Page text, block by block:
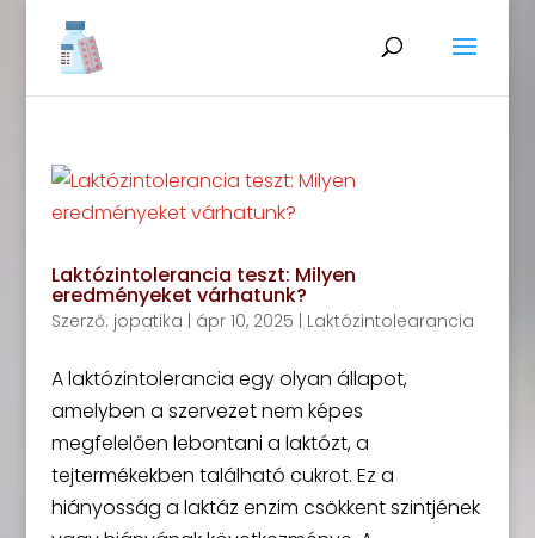
Laktózintolerancia teszt: Milyen
eredményeket várhatunk?
Szerző: jopatika ápr 10, 2025 Laktózintolearancia
A laktózintolerancia egy olyan állapot,
amelyben a szervezet nem képes
megfelelően lebontani a laktózt, a
tejtermékekben található cukrot. Ez a
hiányosság a laktáz enzim csökkent szintjének